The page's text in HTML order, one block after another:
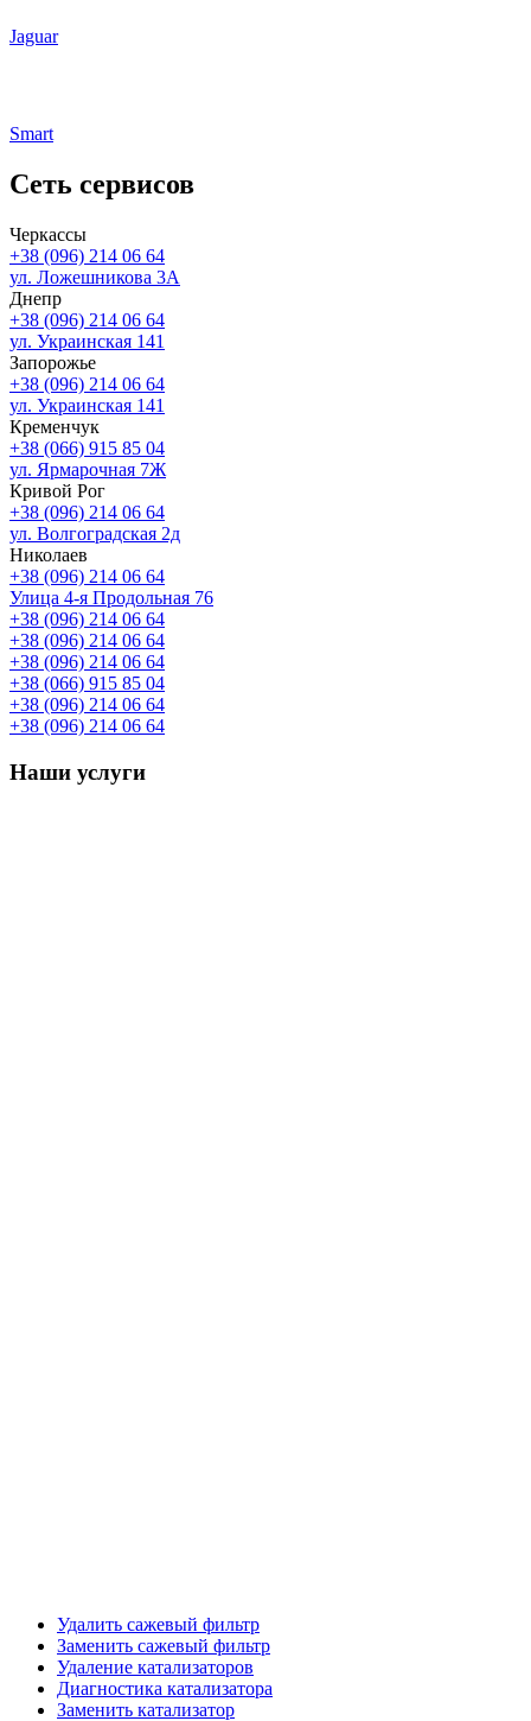
Jaguar
Smart
Cеть сервисов
Черкассы
+38 (096) 214 06 64
ул. Ложешникова 3А
Днепр
+38 (096) 214 06 64
ул. Украинская 141
Запорожье
+38 (096) 214 06 64
ул. Украинская 141
Кременчук
+38 (066) 915 85 04
ул. Ярмарочная 7Ж
Кривой Рог
+38 (096) 214 06 64
ул. Волгоградская 2д
Николаев
+38 (096) 214 06 64
Улица 4-я Продольная 76
+38 (096) 214 06 64
+38 (096) 214 06 64
+38 (096) 214 06 64
+38 (066) 915 85 04
+38 (096) 214 06 64
+38 (096) 214 06 64
Наши услуги
Удалить сажевый фильтр
Заменить сажевый фильтр
Удаление катализаторов
Диагностика катализатора
Заменить катализатор